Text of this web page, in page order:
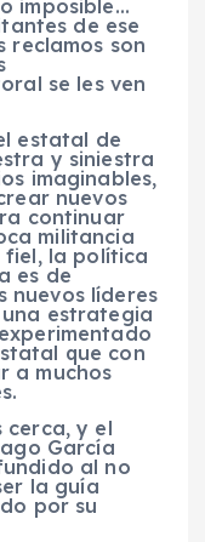
imposible…
de ese
reclamos son
se les ven
estatal de
y siniestra
imaginables,
nuevos
continuar
militancia
fiel, la política
es de
nuevos líderes
estrategia
que con
a muchos
cerca, y el
García
al no
la guía
por su